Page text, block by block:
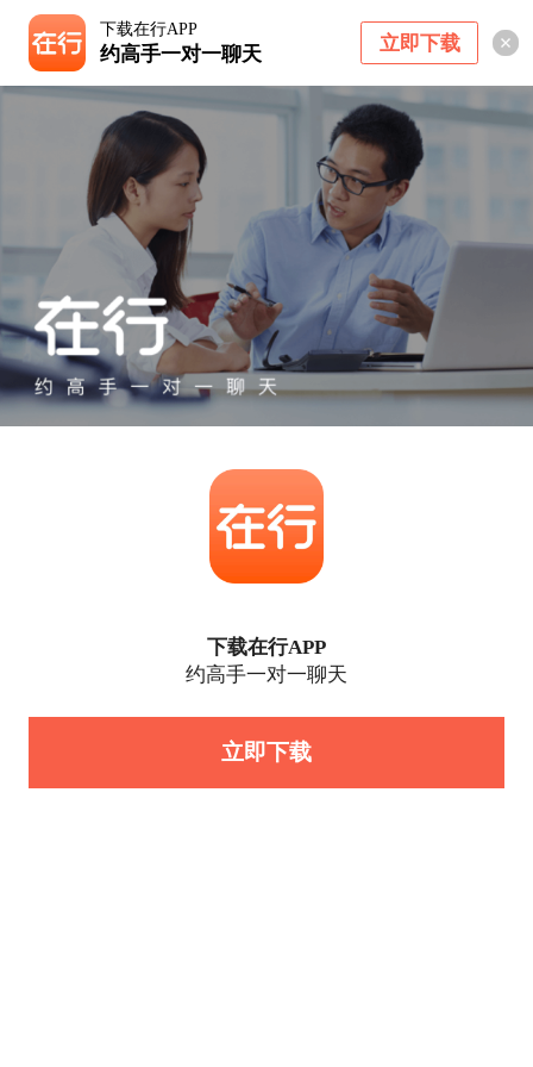
下载在行APP
约高手一对一聊天 立即下载
下载在行APP
约高手一对一聊天
立即下载